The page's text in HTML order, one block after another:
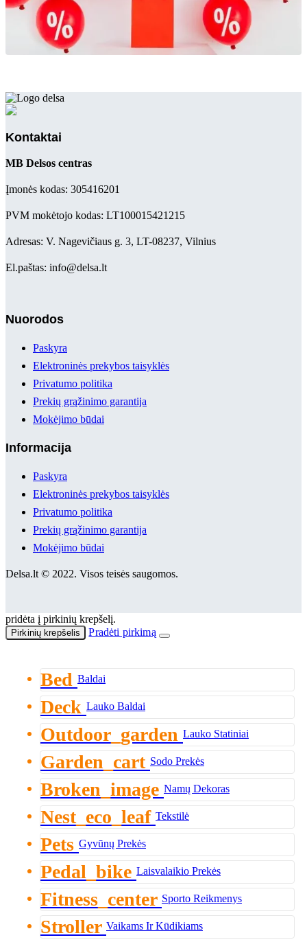
Kontaktai
MB Delsos centras
Įmonės kodas: 305416201
PVM mokėtojo kodas: LT100015421215
Adresas: V. Nagevičiaus g. 3, LT-08237, Vilnius
El.paštas: info@delsa.lt
Nuorodos
Paskyra
Elektroninės prekybos taisyklės
Privatumo politika
Prekių grąžinimo garantija
Mokėjimo būdai
Informacija
Paskyra
Elektroninės prekybos taisyklės
Privatumo politika
Prekių grąžinimo garantija
Mokėjimo būdai
Delsa.lt © 2022. Visos teisės saugomos.
pridėta į pirkinių krepšelį.
Pirkinių krepšelis Pradėti pirkimą
Bed Baldai
Deck Lauko Baldai
Outdoor_garden Lauko Statiniai
Garden_cart Sodo Prekės
Broken_image Namų Dekoras
Nest_eco_leaf Tekstilė
Pets Gyvūnų Prekės
Pedal_bike Laisvalaikio Prekės
Fitness_center Sporto Reikmenys
Stroller Vaikams Ir Kūdikiams